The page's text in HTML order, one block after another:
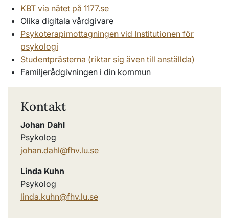
KBT via nätet på 1177.se
Olika digitala vårdgivare
Psykoterapimottagningen vid Institutionen för
psykologi
Studentprästerna (riktar sig även till anställda)
Familjerådgivningen i din kommun
Kontakt
Johan Dahl
Psykolog
johan.dahl@fhv.lu.se
Linda Kuhn
Psykolog
linda.kuhn@fhv.lu.se